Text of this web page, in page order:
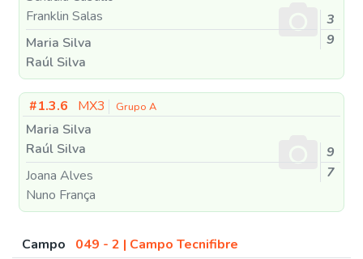
Franklin Salas
Maria Silva
Raúl Silva
3
9
#1.3.6 MX3 Grupo A
Maria Silva
Raúl Silva
Joana Alves
Nuno França
9
7
Campo
049 - 2 | Campo Tecnifibre